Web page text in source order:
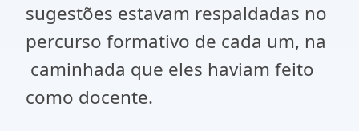
sugestões estavam respaldadas no
percurso formativo de cada um, na
caminhada que eles haviam feito
como docente.